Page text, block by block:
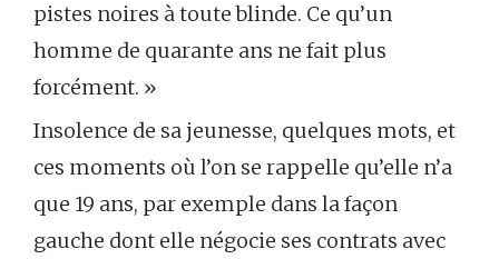
pistes noires à toute blinde. Ce qu’un
homme de quarante ans ne fait plus
forcément. »
Insolence de sa jeunesse, quelques mots, et
ces moments où l’on se rappelle qu’elle n’a
que 19 ans, par exemple dans la façon
gauche dont elle négocie ses contrats avec